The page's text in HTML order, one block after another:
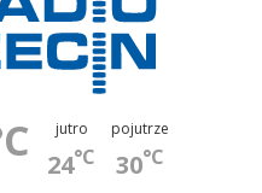
jutro
24°C
pojutrze
30°C